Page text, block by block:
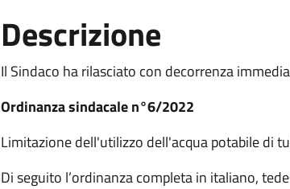
Descrizione
Il Sindaco ha rilasciato con decorrenza
Ordinanza sindacale n°6/2022
Limitazione dell'utilizzo dell'acqua potabile di
Di seguito l’ordinanza completa in italiano,